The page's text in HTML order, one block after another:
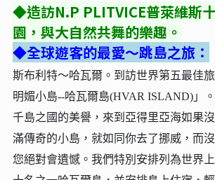
◆造訪N.P PLITVICE普萊維斯
園，與大自然共舞的樂趣。
◆全球遊客的最愛～跳島之旅：
斯布利特～哈瓦爾。到訪世界第五最佳
明媚小島--哈瓦爾島(HVAR ISLAND)」
千島之國的美譽，來到亞得里亞海如果
滿傳奇的小島，就如同你去了挪威，而
您絕對會遺憾。我們特別安排列為世界